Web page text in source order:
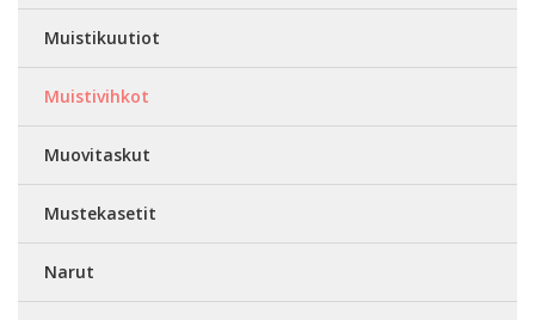
Muistikuutiot
Muistivihkot
Muovitaskut
Mustekasetit
Narut